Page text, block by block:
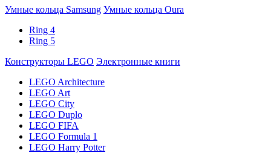
Умные кольца Samsung Умные кольца Oura
Ring 4
Ring 5
Конструкторы LEGO Электронные книги
LEGO Architecture
LEGO Art
LEGO City
LEGO Duplo
LEGO FIFA
LEGO Formula 1
LEGO Harry Potter